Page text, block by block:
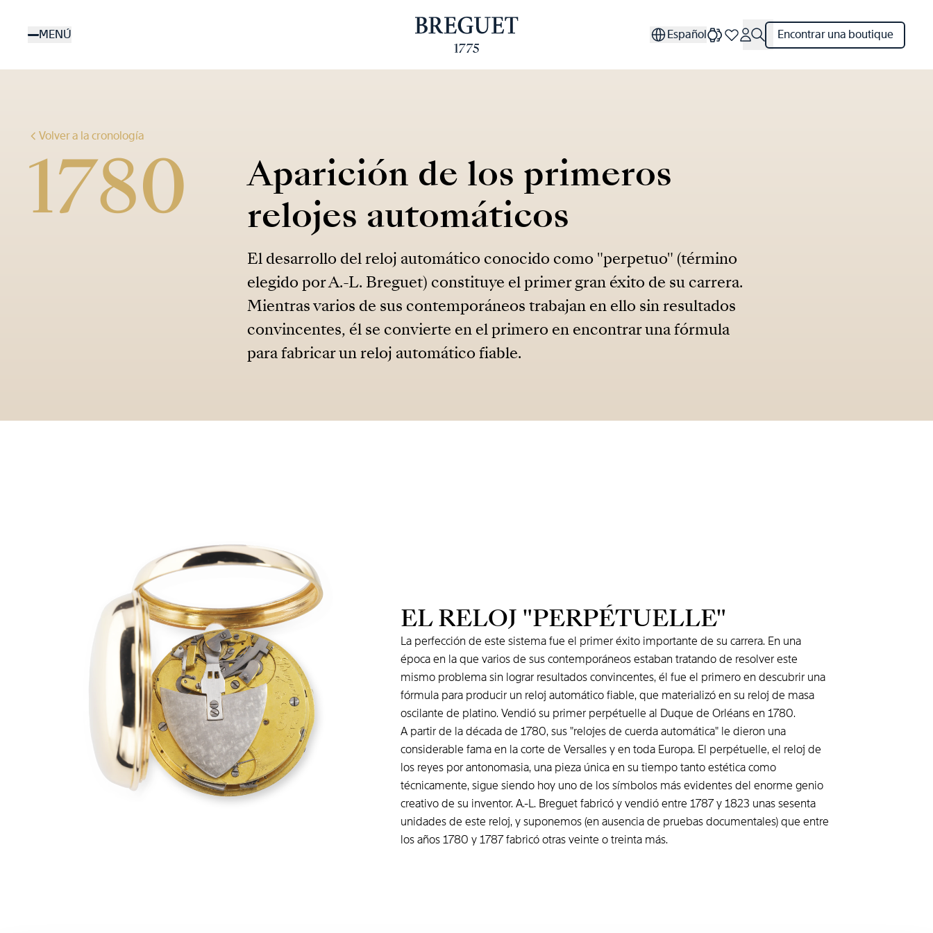
contenidoMENÚ Español Encontrar una boutique
Volver a la cronología
1780
Aparición de los primeros
relojes automáticos
El desarrollo del reloj automático conocido como "perpetuo" (término
elegido por A.-L. Breguet) constituye el primer gran éxito de su carrera.
Mientras varios de sus contemporáneos trabajan en ello sin resultados
convincentes, él se convierte en el primero en encontrar una fórmula
para fabricar un reloj automático fiable.
EL RELOJ "PERPÉTUELLE"
La perfección de este sistema fue el primer éxito importante de su carrera. En una
época en la que varios de sus contemporáneos estaban tratando de resolver este
mismo problema sin lograr resultados convincentes, él fue el primero en descubrir una
fórmula para producir un reloj automático fiable, que materializó en su reloj de masa
oscilante de platino. Vendió su primer perpétuelle al Duque de Orléans en 1780.
A partir de la década de 1780, sus "relojes de cuerda automática" le dieron una
considerable fama en la corte de Versalles y en toda Europa. El perpétuelle, el reloj de
los reyes por antonomasia, una pieza única en su tiempo tanto estética como
técnicamente, sigue siendo hoy uno de los símbolos más evidentes del enorme genio
creativo de su inventor. A.-L. Breguet fabricó y vendió entre 1787 y 1823 unas sesenta
unidades de este reloj, y suponemos (en ausencia de pruebas documentales) que entre
los años 1780 y 1787 fabricó otras veinte o treinta más.